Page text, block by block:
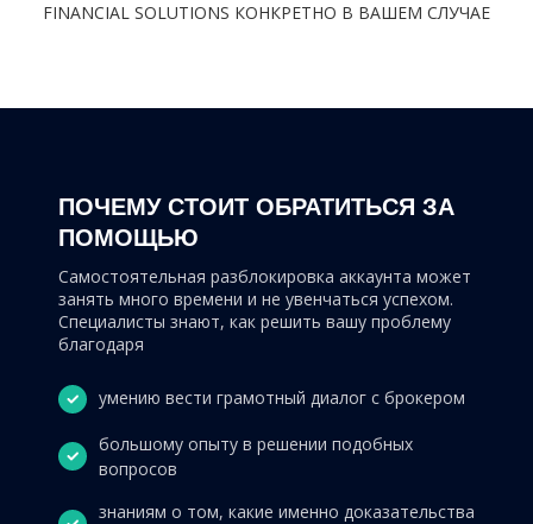
FINANCIAL SOLUTIONS КОНКРЕТНО В ВАШЕМ СЛУЧАЕ
ПОЧЕМУ СТОИТ ОБРАТИТЬСЯ ЗА
ПОМОЩЬЮ
Самостоятельная разблокировка аккаунта может
занять много времени и не увенчаться успехом.
Специалисты знают, как решить вашу проблему
благодаря
умению вести грамотный диалог с брокером
большому опыту в решении подобных
вопросов
знаниям о том, какие именно доказательства